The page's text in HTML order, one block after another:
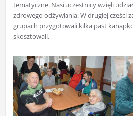
tematyczne. Nasi uczestnicy wzięli
zdrowego odżywiania. W drugiej części
grupach przygotowali kilka past
skosztowali.